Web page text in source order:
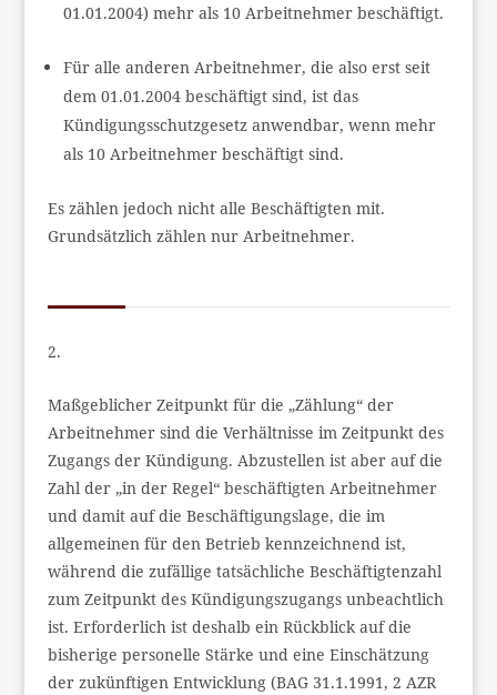
01.01.2004) mehr als 10 Arbeitnehmer beschäftigt.
Für alle anderen Arbeitnehmer, die also erst seit
dem 01.01.2004 beschäftigt sind, ist das
Kündigungsschutzgesetz anwendbar, wenn mehr
als 10 Arbeitnehmer beschäftigt sind.
Es zählen jedoch nicht alle Beschäftigten mit.
Grundsätzlich zählen nur Arbeitnehmer.
2.
Maßgeblicher Zeitpunkt für die „Zählung“ der
Arbeitnehmer sind die Verhältnisse im Zeitpunkt des
Zugangs der Kündigung. Abzustellen ist aber auf die
Zahl der „in der Regel“ beschäftigten Arbeitnehmer
und damit auf die Beschäftigungslage, die im
allgemeinen für den Betrieb kennzeichnend ist,
während die zufällige tatsächliche Beschäftigtenzahl
zum Zeitpunkt des Kündigungszugangs unbeachtlich
ist. Erforderlich ist deshalb ein Rückblick auf die
bisherige personelle Stärke und eine Einschätzung
der zukünftigen Entwicklung (BAG 31.1.1991, 2 AZR